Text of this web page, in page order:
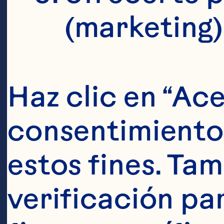
(marketing)
Haz clic en
estos fines.
verificación